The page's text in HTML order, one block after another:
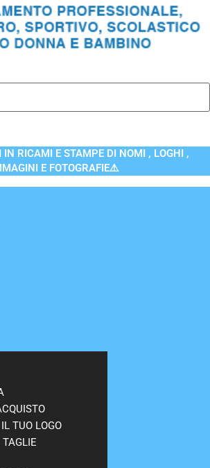
RICAMI E STAMPE DI NOMI , LOGHI ,
E FOTOGRAFIE⚠️
TUO LOGO